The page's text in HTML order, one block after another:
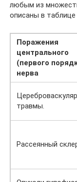
любым из
описаны в таблице
Поражения
центрального
(первого
нерва
травмы.
Рассеянный